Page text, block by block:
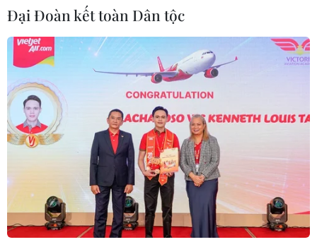
Các gian hàng được trang trí độc đáo. (Ảnh: Thanh
Tâm/Vietnam+)
Đại Đoàn kết toàn Dân tộc